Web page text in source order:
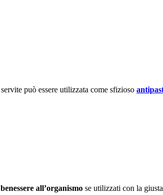
può essere utilizzata come sfizioso
benessere all’organismo se utilizzati con la